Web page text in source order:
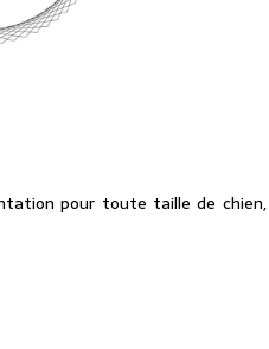
pour toute taille de